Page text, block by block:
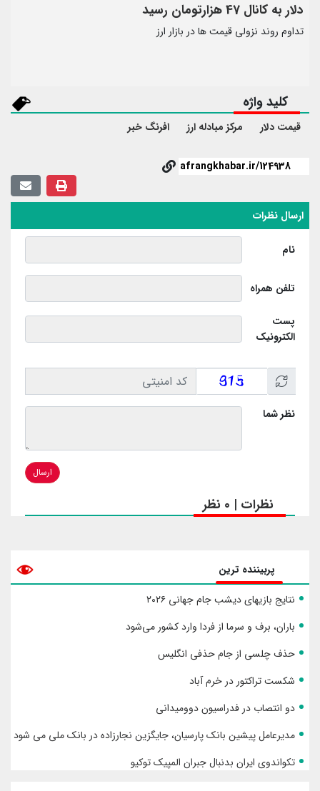
دلار به کانال 47 هزارتومان رسید
تداوم روند نزولی قیمت ها در بازار ارز
کلید واژه
قیمت دلار مرکز مبادله ارز افرنگ خبر
ارسال نظرات
نام
تلفن همراه
پست
الکترونیک
نظر شما
ارسال
نظرات | 0 نظر
پربیننده ترین
نتایج بازیهای دیشب جام جهانی ۲۰۲۶
باران، برف و سرما از فردا وارد کشور می‌شود
حذف چلسی از جام حذفی انگلیس
شکست تراکتور در خرم آباد
دو انتصاب در فدراسیون دوومیدانی
مدیرعامل پیشین بانک پارسیان، جایگزین نجارزاده در بانک ملی می شود
تکواندوی ایران بدنبال جبران المپیک توکیو